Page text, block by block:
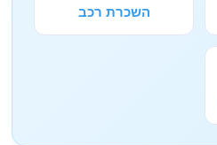
השכרת רכב